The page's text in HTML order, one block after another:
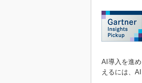
AI導入を進
えるには、